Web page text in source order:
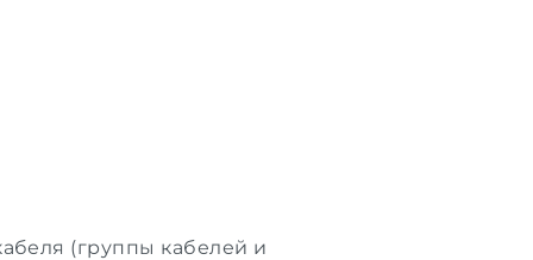
(группы кабелей и